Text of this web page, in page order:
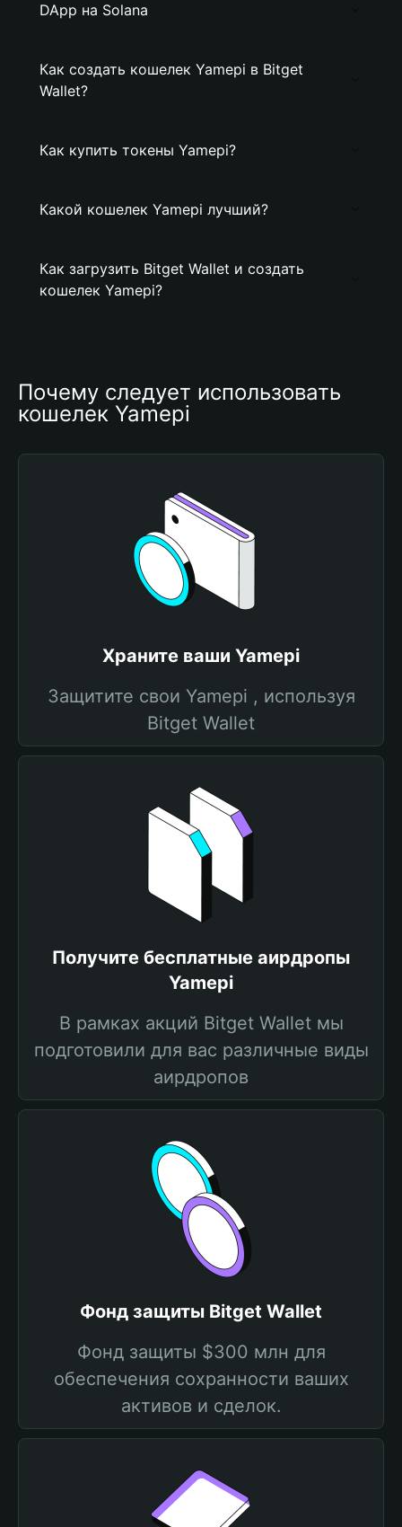
DApp на Solana
Как создать кошелек Yamepi в Bitget
Wallet?
Как купить токены Yamepi?
Какой кошелек Yamepi лучший?
Как загрузить Bitget Wallet и создать
кошелек Yamepi?
Почему следует использовать
кошелек Yamepi
Храните ваши Yamepi
Защитите свои Yamepi , используя
Bitget Wallet
Получите бесплатные аирдропы
Yamepi
В рамках акций Bitget Wallet мы
подготовили для вас различные виды
аирдропов
Фонд защиты Bitget Wallet
Фонд защиты $300 млн для
обеспечения сохранности ваших
активов и сделок.